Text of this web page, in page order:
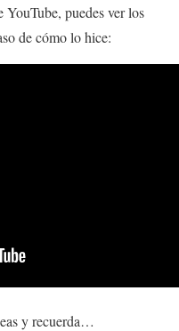
YouTube, puedes ver los
de cómo lo hice:
y recuerda…